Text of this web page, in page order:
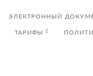
ЭЛЕКТРОННЫЙ
ТАРИФЫ2